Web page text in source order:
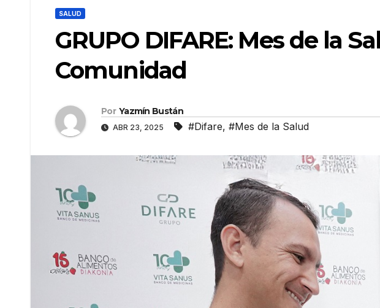
SALUD
GRUPO DIFARE: Mes de la
Comunidad
Por Yazmín Bustán
ABR 23, 2025 #Difare, #Mes de la Salud